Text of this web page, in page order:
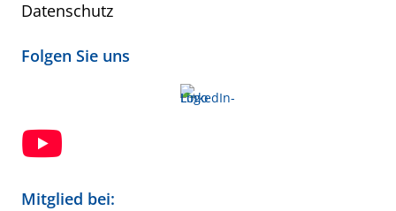
Datenschutz
Folgen Sie uns

Mitglied bei: